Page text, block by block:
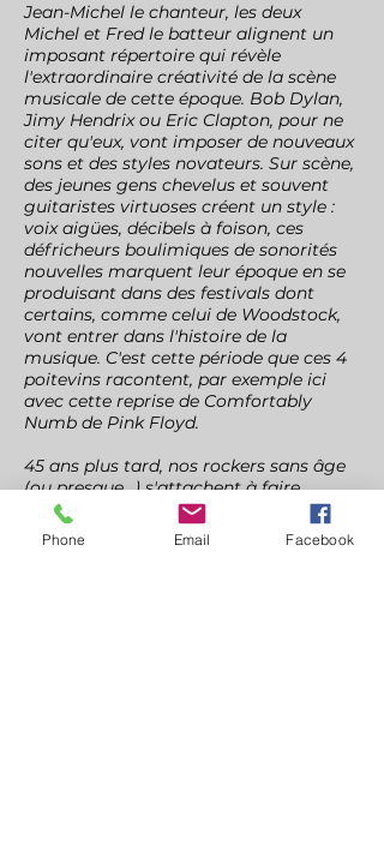
Jean-Michel le chanteur, les deux
Michel et Fred le batteur alignent un
imposant répertoire qui révèle
l'extraordinaire créativité de la scène
musicale de cette époque. Bob Dylan,
Jimy Hendrix ou Eric Clapton, pour ne
citer qu'eux, vont imposer de nouveaux
sons et des styles novateurs. Sur scène,
des jeunes gens chevelus et souvent
guitaristes virtuoses créent un style :
voix aigües, décibels à foison, ces
défricheurs boulimiques de sonorités
nouvelles marquent leur époque en se
produisant dans des festivals dont
certains, comme celui de Woodstock,
vont entrer dans l'histoire de la
musique. C'est cette période que ces 4
poitevins racontent, par exemple ici
avec cette reprise de Comfortably
Numb de Pink Floyd.
45 ans plus tard, nos rockers sans âge
(ou presque...) s'attachent à faire
revivre une période avec une précision
technique et une mise en place sur
scène qui garantissent la certitude de
Phone Email Facebook